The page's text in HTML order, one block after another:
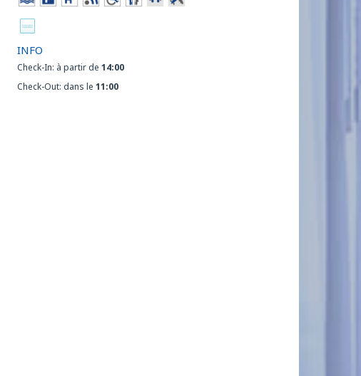
INFO
Check-In: à partir de14:00
Check-Out: dans le11:00